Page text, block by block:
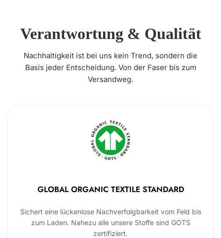
Verantwortung & Qualität
Nachhaltigkeit ist bei uns kein Trend, sondern die
Basis jeder Entscheidung. Von der Faser bis zum
Versandweg.
GLOBAL ORGANIC TEXTILE STANDARD
Sichert eine lückenlose Nachverfolgbarkeit vom Feld bis
zum Laden. Nahezu alle unsere Stoffe sind GOTS
zertifiziert.